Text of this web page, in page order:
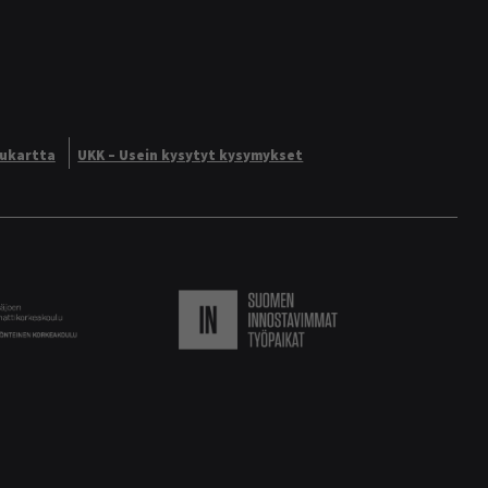
UKK – Usein kysytyt kysymykset
Logo Suomen innostavimmat